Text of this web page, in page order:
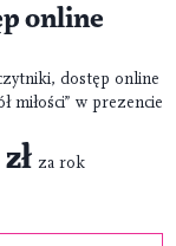
online
dostęp online
miłości” w prezencie
za rok